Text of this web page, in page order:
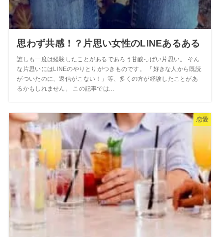
思わず共感！？片思い女性のLINEあるある
誰しも一度は経験したことがあるであろう甘酸っぱい片思い。 そん
な片思いにはLINEのやりとりがつきものです。 「好きな人から既読
がついたのに、返信がこない！」等、多くの方が経験したことがあ
るかもしれません。 この記事では...
恋愛